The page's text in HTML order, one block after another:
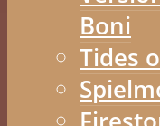
Boni
Tides